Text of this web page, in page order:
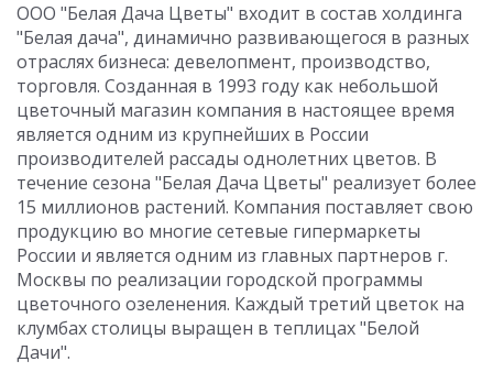
ООО "Белая Дача Цветы" входит в состав холдинга
"Белая дача", динамично развивающегося в разных
отраслях бизнеса: девелопмент, производство,
торговля. Созданная в 1993 году как небольшой
цветочный магазин компания в настоящее время
является одним из крупнейших в России
производителей рассады однолетних цветов. В
течение сезона "Белая Дача Цветы" реализует более
15 миллионов растений. Компания поставляет свою
продукцию во многие сетевые гипермаркеты
России и является одним из главных партнеров г.
Москвы по реализации городской программы
цветочного озеленения. Каждый третий цветок на
клумбах столицы выращен в теплицах "Белой
Дачи".